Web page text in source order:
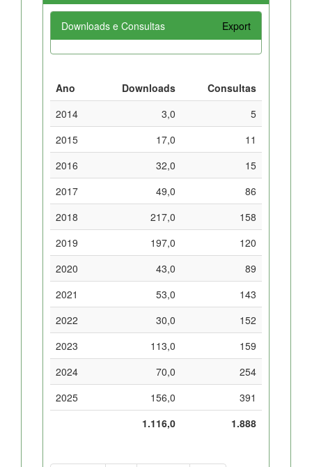
Downloads e Consultas Export
Ano Downloads
Consultas
2014
3,0
5
2015
17,0
11
2016
32,0
15
2017
49,0
86
2018
217,0
158
2019
197,0
120
2020
43,0
89
2021
53,0
143
2022
30,0
152
2023
113,0
159
2024
70,0
254
2025
156,0
391
1.116,0
1.888